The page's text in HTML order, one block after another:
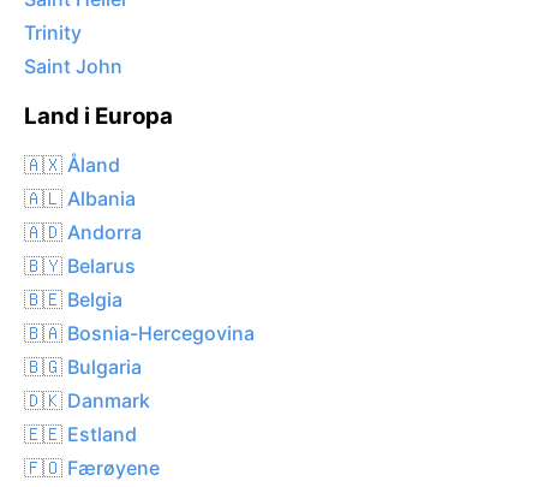
Trinity
Saint John
Land i Europa
🇦🇽 Åland
🇦🇱 Albania
🇦🇩 Andorra
🇧🇾 Belarus
🇧🇪 Belgia
🇧🇦 Bosnia-Hercegovina
🇧🇬 Bulgaria
🇩🇰 Danmark
🇪🇪 Estland
🇫🇴 Færøyene